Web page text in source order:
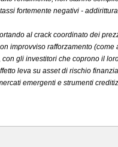
fortemente negativi -
al crack coordinato dei
improvviso rafforzamento
gli investitori che coprono il
leva su asset di rischio
emergenti e strumenti